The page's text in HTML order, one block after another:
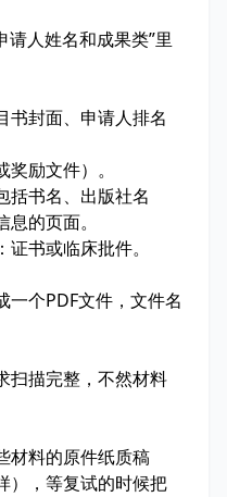
请人姓名和成果类”里
封面、申请人排名
励文件）。
书名、出版社名
的页面。
书或临床批件。
一个PDF文件，文件名
扫描完整，不然材料
材料的原件纸质稿
），等复试的时候把